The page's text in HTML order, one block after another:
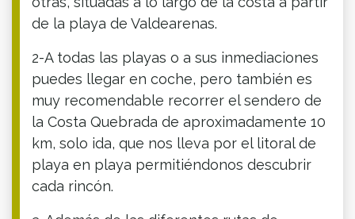
de la playa de Valdearenas.
2-A todas las playas o a sus inmediaciones
puedes llegar en coche, pero también es
muy recomendable recorrer el sendero de
la Costa Quebrada de aproximadamente 10
km, solo ida, que nos lleva por el litoral de
playa en playa permitiéndonos descubrir
cada rincón.